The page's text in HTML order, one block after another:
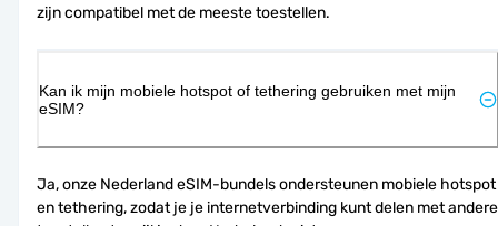
zijn compatibel met de meeste toestellen.
Kan ik mijn mobiele hotspot of tethering gebruiken met mijn
eSIM?
Ja, onze Nederland eSIM-bundels ondersteunen mobiele hotspot
en tethering, zodat je je internetverbinding kunt delen met andere